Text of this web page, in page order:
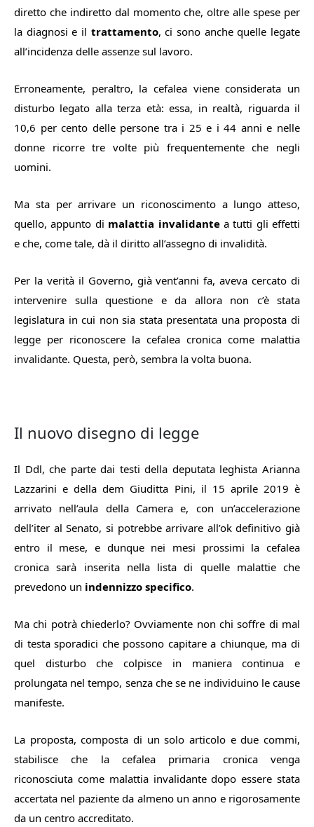
diretto che indiretto dal momento che, ol­tre alle spese per
la diagnosi e il trat­tamento, ci sono anche quelle legate
all’incidenza delle assen­ze sul lavoro.
Erroneamente, peraltro, la cefalea vie­ne considerata un
disturbo le­gato alla terza età: essa, in realtà, riguarda il
10,6 per cen­to delle persone tra i 25 e i 44 anni e nelle
donne ricorre tre volte più frequentemente che negli
uomini.
Ma sta per arrivare un riconoscimento a lungo atteso,
quello, appunto di malattia invalidantea tutti gli effetti
e che, come tale, dà il diritto all’assegno di invalidità.
Per la verità il Governo, già vent’anni fa, aveva cercato di
intervenire sulla questione e da al­lora non c’è stata
legislatura in cui non sia stata presentata una proposta di
legge per riconosce­re la cefalea cronica come malattia
invalidante. Questa, però, sembra la volta buona.
Il nuovo disegno di legge
Il Ddl, che parte dai testi della deputata leghista Arianna
Lazzarini e della dem Giuditta Pini, il 15 aprile 2019 è
arrivato nell’aula della Camera e, con un’accelerazione
dell’iter al Senato, si potrebbe arrivare all’ok definitivo già
entro il mese, e dunque nei mesi prossimi la cefalea
cronica sarà inserita nella lista di quelle malattie che
prevedono un indennizzo specifico.
Ma chi potrà chiederlo? Ovviamente non chi soffre di mal
di testa sporadici che possono capitare a chiunque, ma di
quel disturbo che colpisce in manie­ra continua e
prolungata nel tempo, senza che se ne indivi­duino le cause
manifeste.
La proposta, composta di un solo articolo e due commi,
sta­bilisce che la cefalea primaria cronica venga
riconosciuta co­me malattia invalidante dopo essere stata
accertata nel pa­ziente da almeno un anno e ri­gorosamente
da un centro accreditato.